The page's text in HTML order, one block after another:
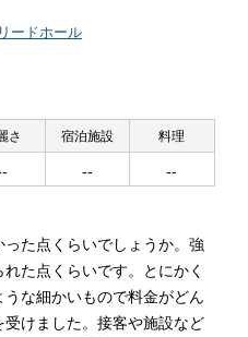
ードホール
さ 宿泊施設
--
料理
--
た点くらいでしょうか。強
た点くらいです。とにかく
な細かいもので料金がどん
けました。接客や施設など